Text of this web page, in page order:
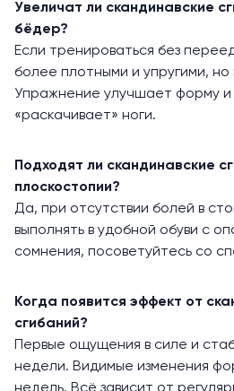
Увеличат ли скандинавские
бёдер?
Если тренироваться без
более плотными и упругими,
Упражнение улучшает форму и
«раскачивает» ноги.
Подходят ли скандинавские
плоскостопии?
Да, при отсутствии болей в
выполнять в удобной обуви с
сомнения, посоветуйтесь со
Когда появится эффект от
сгибаний?
Первые ощущения в силе и
недели. Видимые изменения